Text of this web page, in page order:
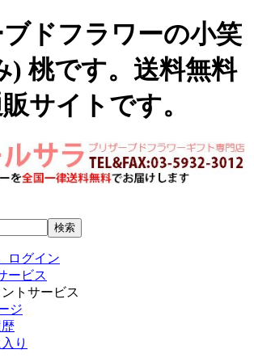
ドフラワーの小笑
) 桃です。送料無料
サイトです。
検索
ログイン
ービス
トサービス
ジ
り